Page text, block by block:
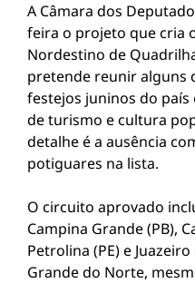
A Câmara dos
feira o projeto que cria
Nordestino de
pretende reunir alguns
festejos juninos do
de turismo e cultura
detalhe é a ausência
potiguares na lista.
O circuito aprovado
Campina Grande (PB),
Petrolina (PE)e
Grande do Norte,